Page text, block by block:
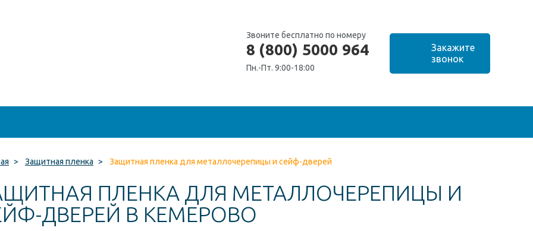
Звоните бесплатно по номеру
8 (800) 5000 964
Пн.-Пт. 9:00-18:00
> Защитная пленка > Защитная пленка для металлочерепицы и сейф-дверей
ПЛЕНКА ДЛЯ МЕТАЛЛОЧЕРЕПИЦЫ И
ДВЕРЕЙ В КЕМЕРОВО